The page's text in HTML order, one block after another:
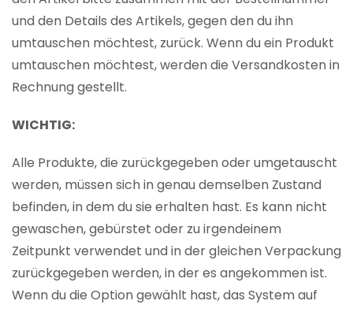
und den Details des Artikels, gegen den du ihn
umtauschen möchtest, zurück. Wenn du ein Produkt
umtauschen möchtest, werden die Versandkosten in
Rechnung gestellt.
WICHTIG:
Alle Produkte, die zurückgegeben oder umgetauscht
werden, müssen sich in genau demselben Zustand
befinden, in dem du sie erhalten hast. Es kann nicht
gewaschen, gebürstet oder zu irgendeinem
Zeitpunkt verwendet und in der gleichen Verpackung
zurückgegeben werden, in der es angekommen ist.
Wenn du die Option gewählt hast, das System auf